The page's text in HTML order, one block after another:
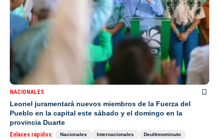
NACIONALES
Leonel juramentará nuevos miembros de la Fuerza del
Pueblo en la capital este sábado y el domingo en la
provincia Duarte
Enlaces rápidos: Nacionales Internacionales
Deultimominuto